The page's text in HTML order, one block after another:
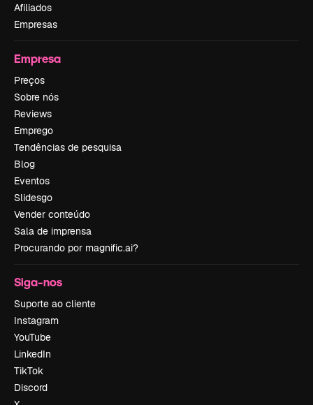
Afiliados
Empresas
Empresa
Preços
Sobre nós
Reviews
Emprego
Tendências de pesquisa
Blog
Eventos
Slidesgo
Vender conteúdo
Sala de imprensa
Procurando por magnific.ai?
Siga-nos
Suporte ao cliente
Instagram
YouTube
LinkedIn
TikTok
Discord